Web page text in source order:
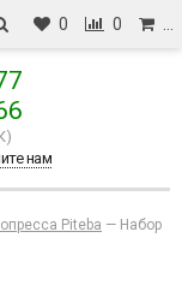
0 0
нам
Piteba — Набор